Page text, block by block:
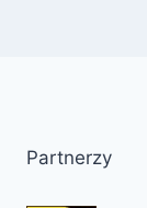
Partnerzy